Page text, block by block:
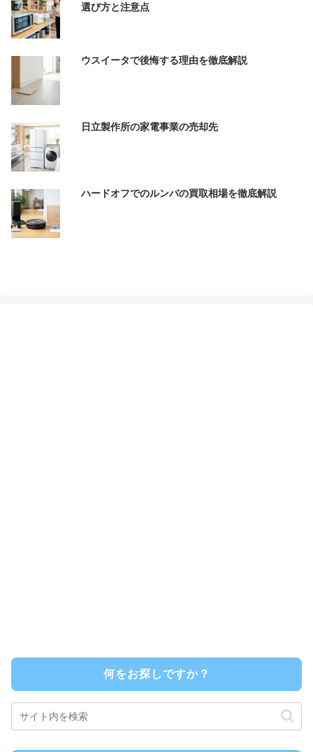
選び方と注意点
ウスイータで後悔する理由を徹底解説
日立製作所の家電事業の売却先
ハードオフでのルンバの買取相場を徹底解説
何をお探しですか？